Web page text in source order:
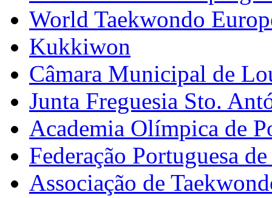
World Taekwondo
Kukkiwon
Câmara Municipal de
Junta Freguesia Sto.
Academia Olímpica de
Federação Portuguesa
Associação de